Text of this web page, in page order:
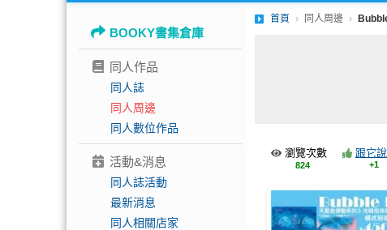
BOOKY書集倉庫
同人作品
同人誌
同人周邊
同人數位作品
活動&消息
同人誌活動
最新消息
同人相關店家
首頁 同人周邊
瀏覽次數
824
跟它
+1